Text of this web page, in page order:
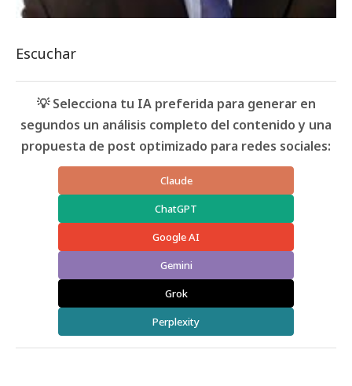
Escuchar
💡 Selecciona tu IA preferida para generar en
segundos un análisis completo del contenido y una
propuesta de post optimizado para redes sociales:
Claude
ChatGPT
Google AI
Gemini
Grok
Perplexity